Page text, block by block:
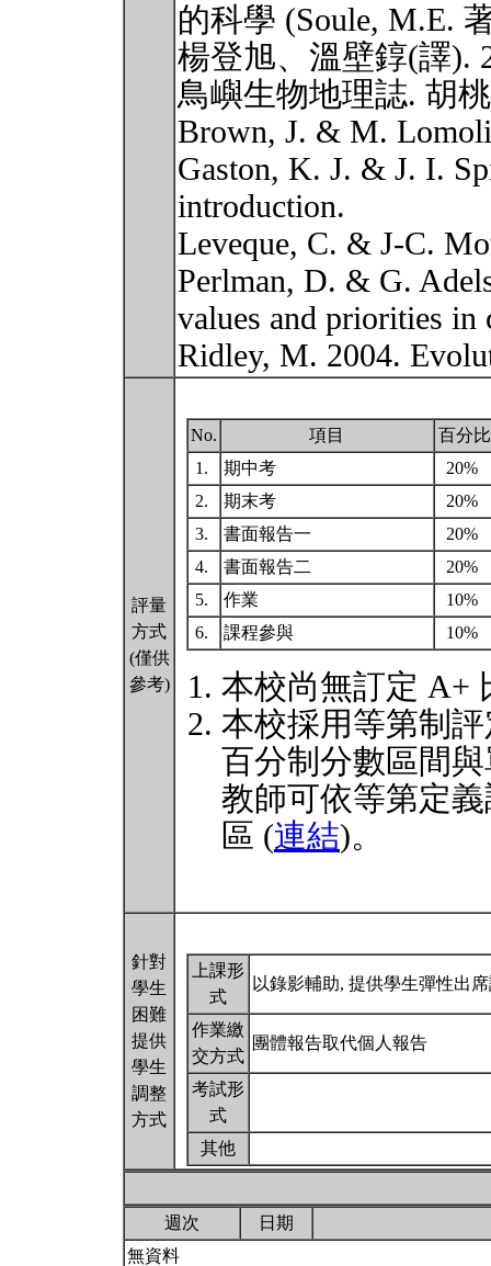
的科學 (Soule, M.E.
楊登旭、溫壁錞(譯).
鳥嶼生物地理誌. 胡
Brown, J. & M.
Gaston, K. J. & J. I.
introduction.
Leveque, C. & J-C.
Perlman, D. & G.
values and priorities in
Ridley, M. 2004.
評量
方式
(僅供
參考)
No. 項目
百分比
1.
期中考
20%
2.
期末考
20%
3.
書面報告一
20%
4.
書面報告二
20%
5.
作業
10%
6.
課程參與 10%
本校尚無訂定 A+
本校採用等第制
百分制分數區間
教師可依等第定
區 (連結)。
針對
學生
困難
提供
學生
調整
方式
上課形
式
以錄影輔助, 提供學生彈性出
作業繳
交方式
團體報告取代個人報告
考試形
式
其他
週次
日期
無資料